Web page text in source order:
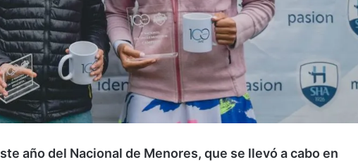
año del Nacional de Menores, que se llevó a cabo en